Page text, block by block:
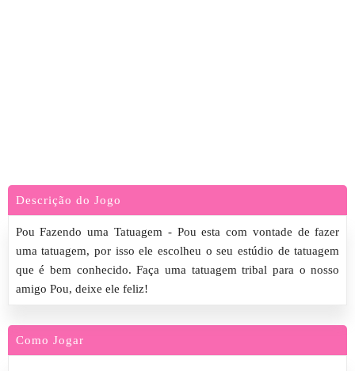
Descrição do Jogo
Pou Fazendo uma Tatuagem - Pou esta com vontade de fazer
uma tatuagem, por isso ele escolheu o seu estúdio de tatuagem
que é bem conhecido. Faça uma tatuagem tribal para o nosso
amigo Pou, deixe ele feliz!
Como Jogar